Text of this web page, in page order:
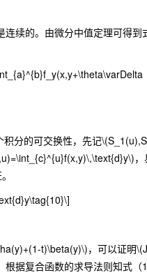
续的。由微分中值定理可得到
分的可交换性，先记
，
t)\beta(y)\)，可以证明
据复合函数的求导法则知式（